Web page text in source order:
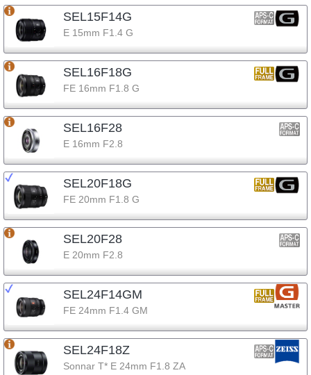
SEL15F14G
E 15mm F1.4 G
SEL16F18G
FE 16mm F1.8 G
SEL16F28
E 16mm F2.8
SEL20F18G
FE 20mm F1.8 G
SEL20F28
E 20mm F2.8
SEL24F14GM
FE 24mm F1.4 GM
SEL24F18Z
Sonnar T* E 24mm F1.8 ZA